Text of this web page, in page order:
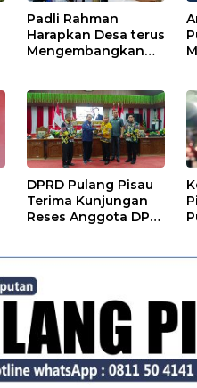
Padli Rahman
Harapkan Desa terus
Mengembangkan
DPRD Pulang Pisau
Terima Kunjungan
Reses Anggota DPD